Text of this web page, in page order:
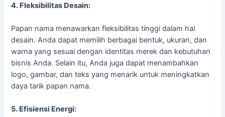
4. Fleksibilitas Desain:
Papan nama menawarkan fleksibilitas tinggi dalam hal
desain. Anda dapat memilih berbagai bentuk, ukuran, dan
warna yang sesuai dengan identitas merek dan kebutuhan
bisnis Anda. Selain itu, Anda juga dapat menambahkan
logo, gambar, dan teks yang menarik untuk meningkatkan
daya tarik papan nama.
5. Efisiensi Energi: